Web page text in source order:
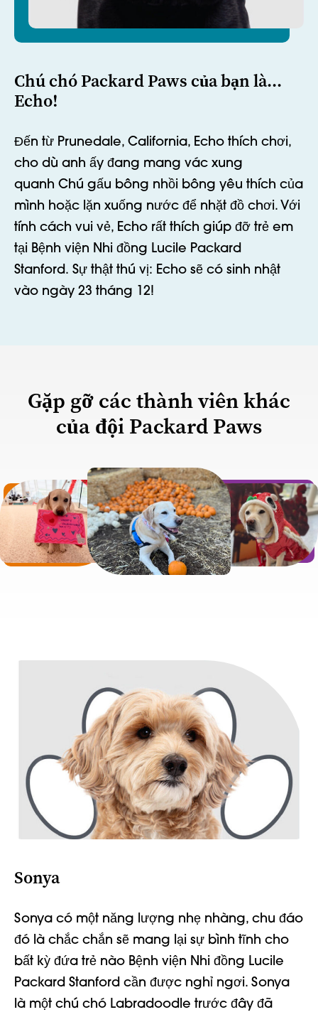
Chú chó Packard Paws của bạn là...
Echo!
Đến từ Prunedale, California, Echo thích chơi,
cho dù anh ấy đang mang vác xung
quanh Chú gấu bông nhồi bông yêu thích của
mình hoặc lặn xuống nước để nhặt đồ chơi. Với
tính cách vui vẻ, Echo rất thích giúp đỡ trẻ em
tại Bệnh viện Nhi đồng Lucile Packard
Stanford. Sự thật thú vị: Echo sẽ có sinh nhật
vào ngày 23 tháng 12!
Gặp gỡ các thành viên khác
của đội Packard Paws
Sonya
Sonya có một năng lượng nhẹ nhàng, chu đáo
đó là chắc chắn sẽ mang lại sự bình tĩnh cho
bất kỳ đứa trẻ nào Bệnh viện Nhi đồng Lucile
Packard Stanford cần được nghỉ ngơi. Sonya
là một chú chó Labradoodle trước đây đã